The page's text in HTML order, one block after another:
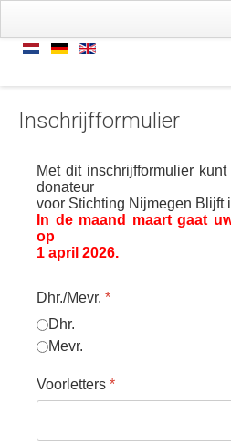
Home
Nieuws
Links
Wie zijn we
De stichting
AVG
Wat hebben we
Voorstellingen
Inschrijfformulier
Met dit inschrijfformulier
donateur
voor Stichting Nijmegen Blijft
In de maand maart gaat
op
1 april 2026.
Dhr./Mevr. *
Dhr.
Mevr.
Voorletters *